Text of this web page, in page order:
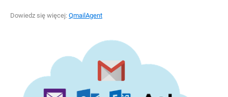
Dowiedz się więcej: QmailAgent